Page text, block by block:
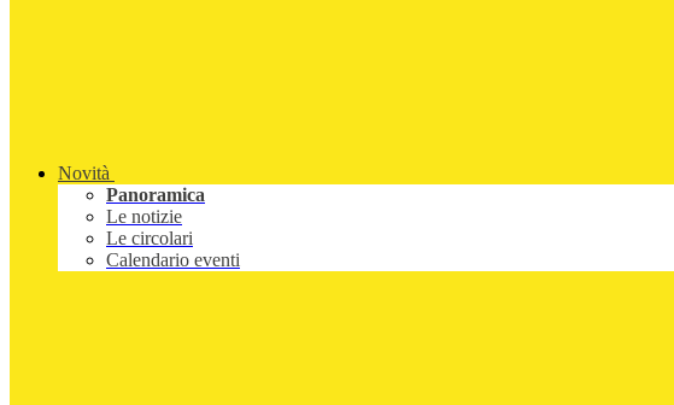
Novità
Panoramica
Le notizie
Le circolari
Calendario eventi